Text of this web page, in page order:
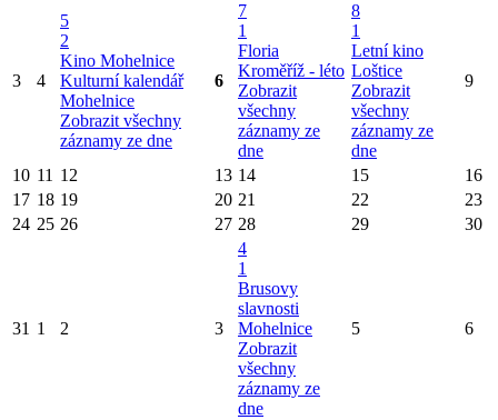
3 4
5
2
Kino Mohelnice
Kulturní kalendář
Mohelnice
Zobrazit všechny
záznamy ze dne
6
7
1
Floria
Kroměříž - léto
Zobrazit
všechny
záznamy ze
dne
8
1
Letní kino
Loštice
Zobrazit
všechny
záznamy ze
dne
9
10 11 12 13 14 15
16
17 18 19 20 21 22
23
24 25 26 27 28 29 30
31 1 2 3
4
1
Brusovy
slavnosti
Mohelnice
Zobrazit
všechny
záznamy ze
dne
5 6